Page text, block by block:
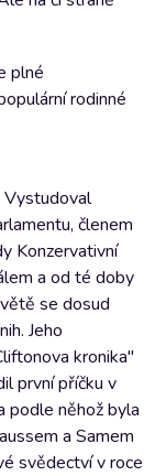
plné
rodinné
členem
Konzervativní
a od té doby
se dosud
Jeho
kronika"
první příčku v
podle něhož byla
a Samem
svědectví v roce